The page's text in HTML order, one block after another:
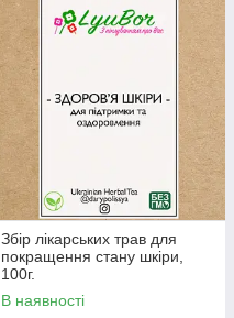
Збір лікарських трав для
покращення стану шкіри,
100г.
В наявності